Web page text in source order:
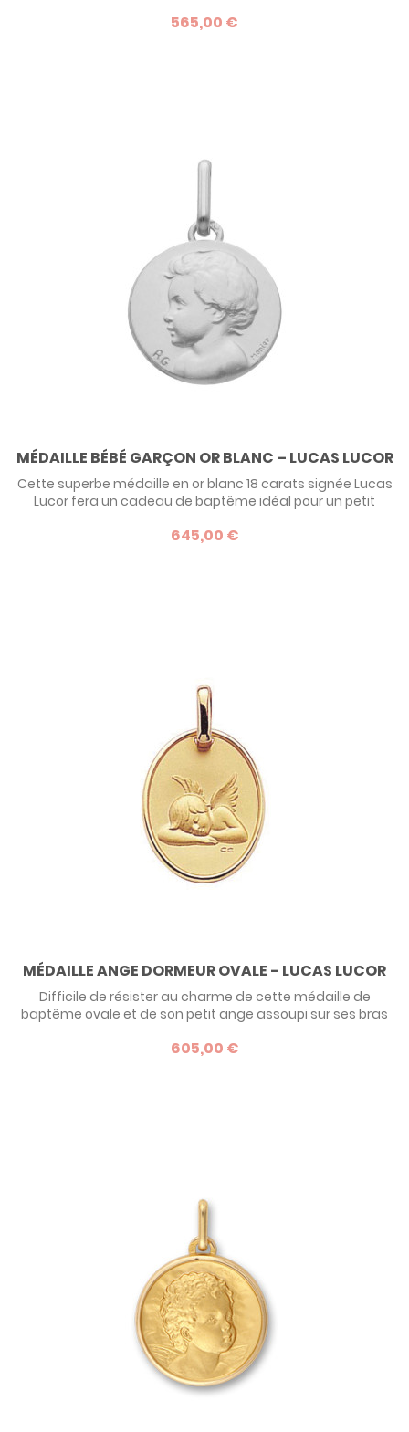
Loupiots fera un cadeau à la fois classique et original.
565,00 €
MÉDAILLE BÉBÉ GARÇON OR BLANC – LUCAS LUCOR
Cette superbe médaille en or blanc 18 carats signée Lucas
Lucor fera un cadeau de baptême idéal pour un petit
s’adapte à tous les âges, dès le berceau. L’enfant pourra
645,00 €
MÉDAILLE ANGE DORMEUR OVALE - LUCAS LUCOR
Difficile de résister au charme de cette médaille de
baptême ovale et de son petit ange assoupi sur ses bras
d'un nouveau-né ou pour offrir comme cadeau de
605,00 €